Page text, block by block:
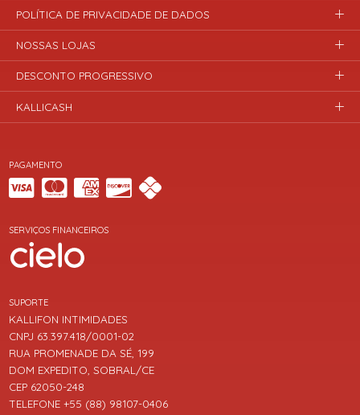
PAGAMENTO
SERVIÇOS FINANCEIROS
SUPORTE
KALLIFON INTIMIDADES
CNPJ 63.397.418/0001-02
RUA PROMENADE DA SÉ, 199
DOM EXPEDITO, SOBRAL/CE
CEP 62050-248
TELEFONE +55 (88) 98107-0406
POLÍTICA DE PRIVACIDADE DE DADOS
NOSSAS LOJAS
DESCONTO PROGRESSIVO
KALLICASH